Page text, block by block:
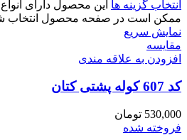
انتخاب گزینه ها این محصول دارای
ممکن است در صفحه محصول انتخاب
نمایش سریع
مقايسه
افزودن به علاقه مندی
کد 607 کوله پشتی کتان
530,000 تومان
فروخته شده